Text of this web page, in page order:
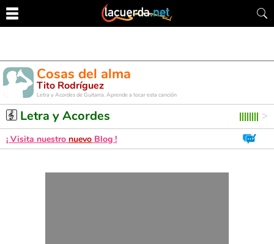
Cosas del alma
Tito Rodríguez
Letra y Acordes de Guitarra. Aprende a tocar esta canción
Letra y Acordes
¡ Visita nuestro nuevo Blog !